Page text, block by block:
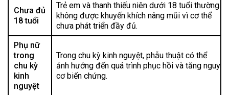
Chưa đủ
18 tuổi
Trẻ em và thanh thiếu niên dưới 18 tuổi thường
không được khuyến khích nâng mũi vì cơ thể
chưa phát triển đầy đủ.
Phụ nữ
trong
chu kỳ
kinh
nguyệt
Trong chu kỳ kinh nguyệt, phẫu thuật có thể
ảnh hưởng đến quá trình phục hồi và tăng nguy
cơ biến chứng.